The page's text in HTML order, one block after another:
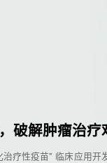
破解肿瘤治疗
疗性疫苗” 临床应用开